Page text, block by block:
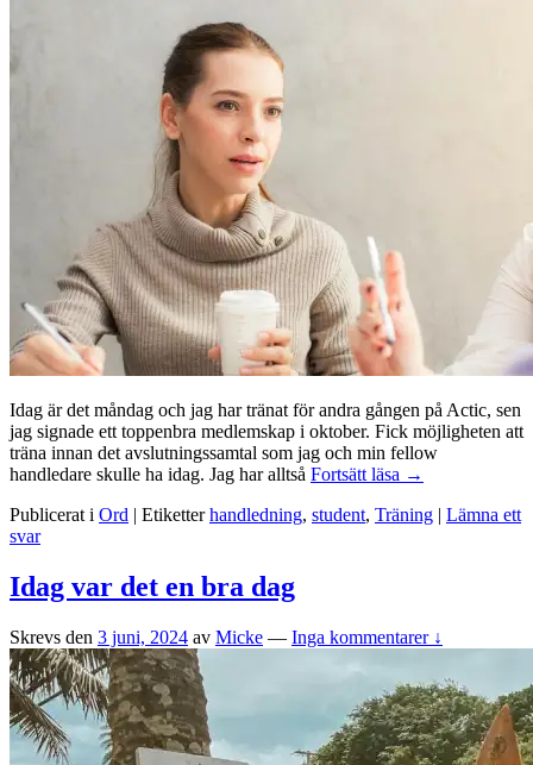
Idag är det måndag och jag har tränat för andra gången på Actic, sen
jag signade ett toppenbra medlemskap i oktober. Fick möjligheten att
träna innan det avslutningssamtal som jag och min fellow
handledare skulle ha idag. Jag har alltså Fortsätt läsa Att
handledare
→
Publicerat i Ord | Etiketter handledning, student, Träning | Lämna ett
svar
Idag var det en bra dag
Skrevs den 3 juni, 2024 av Micke — Inga kommentarer ↓